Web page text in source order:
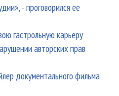
- проговорился ее
гастрольную карьеру
авторских прав
документального фильма